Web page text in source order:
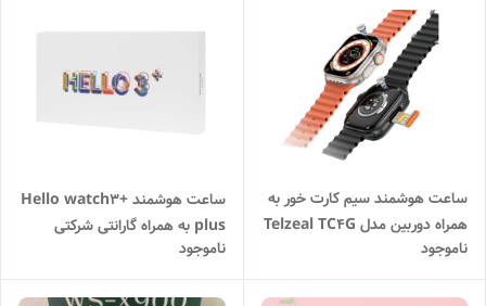
ساعت هوشمند سیم کارت خور به
همراه دوربین مدل Telzeal TC4G
بدون ریجستر
ناموجود
ساعت هوشمند Hello watch3+
plus به همراه گارانتی شرکتی
ناموجود